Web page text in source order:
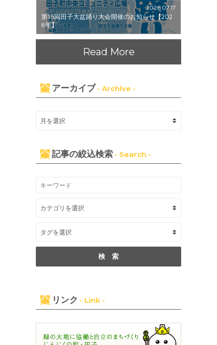
2026.07.17
第15回田子大盆踊り大会開催のお知らせ【202
6年】
Read More
アーカイブ - Archive -
記事の絞込検索 - Search -
リンク - Link -